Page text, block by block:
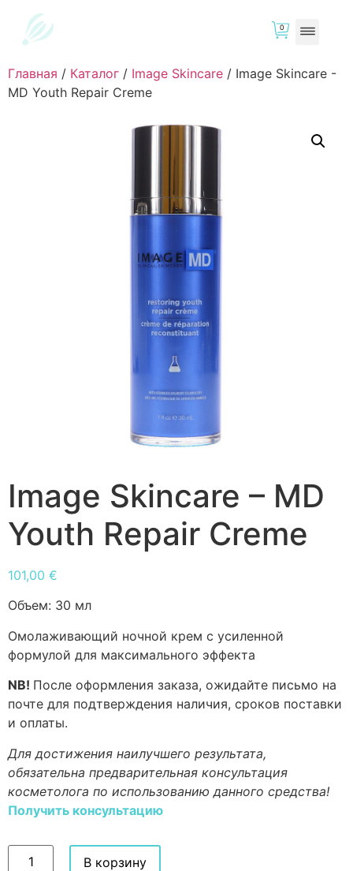
0
Главная / Каталог / Image Skincare / Image Skincare -
MD Youth Repair Creme
Image Skincare – MD
Youth Repair Creme
101,00 €
Объем: 30 мл
Омолаживающий ночной крем с усиленной
формулой для максимального эффекта
NB! После оформления заказа, ожидайте письмо на
почте для подтверждения наличия, сроков поставки
и оплаты.
Для достижения наилучшего результата,
обязательна предварительная консультация
косметолога по использованию данного средства!
Получить консультацию
В корзину